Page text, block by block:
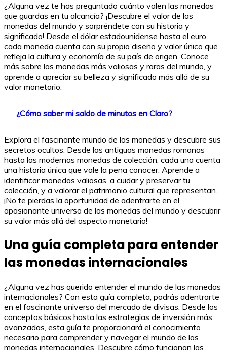
¿Alguna vez te has preguntado cuánto valen las monedas
que guardas en tu alcancía? ¡Descubre el valor de las
monedas del mundo y sorpréndete con su historia y
significado! Desde el dólar estadounidense hasta el euro,
cada moneda cuenta con su propio diseño y valor único que
refleja la cultura y economía de su país de origen. Conoce
más sobre las monedas más valiosas y raras del mundo, y
aprende a apreciar su belleza y significado más allá de su
valor monetario.
¿Cómo saber mi saldo de minutos en Claro?
Explora el fascinante mundo de las monedas y descubre sus
secretos ocultos. Desde las antiguas monedas romanas
hasta las modernas monedas de colección, cada una cuenta
una historia única que vale la pena conocer. Aprende a
identificar monedas valiosas, a cuidar y preservar tu
colección, y a valorar el patrimonio cultural que representan.
¡No te pierdas la oportunidad de adentrarte en el
apasionante universo de las monedas del mundo y descubrir
su valor más allá del aspecto monetario!
Una guía completa para entender
las monedas internacionales
¿Alguna vez has querido entender el mundo de las monedas
internacionales? Con esta guía completa, podrás adentrarte
en el fascinante universo del mercado de divisas. Desde los
conceptos básicos hasta las estrategias de inversión más
avanzadas, esta guía te proporcionará el conocimiento
necesario para comprender y navegar el mundo de las
monedas internacionales. Descubre cómo funcionan las